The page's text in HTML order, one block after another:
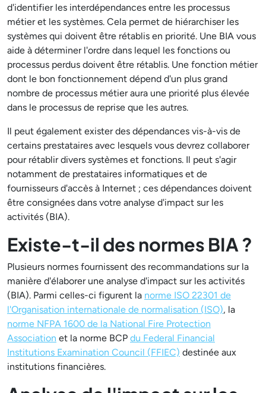
d'identifier les interdépendances entre les processus
métier et les systèmes. Cela permet de hiérarchiser les
systèmes qui doivent être rétablis en priorité. Une BIA vous
aide à déterminer l'ordre dans lequel les fonctions ou
processus perdus doivent être rétablis. Une fonction métier
dont le bon fonctionnement dépend d'un plus grand
nombre de processus métier aura une priorité plus élevée
dans le processus de reprise que les autres.
Il peut également exister des dépendances vis-à-vis de
certains prestataires avec lesquels vous devrez collaborer
pour rétablir divers systèmes et fonctions. Il peut s'agir
notamment de prestataires informatiques et de
fournisseurs d'accès à Internet ; ces dépendances doivent
être consignées dans votre analyse d'impact sur les
activités (BIA).
Existe-t-il des normes BIA ?
Plusieurs normes fournissent des recommandations sur la
manière d'élaborer une analyse d'impact sur les activités
(BIA). Parmi celles-ci figurent la norme ISO 22301 de
l'Organisation internationale de normalisation (ISO), la
norme NFPA 1600 de la National Fire Protection
Association et la norme BCP du Federal Financial
Institutions Examination Council (FFIEC) destinée aux
institutions financières.